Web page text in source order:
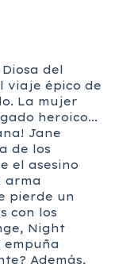
del
viaje épico de
La mujer
heroico...
Jane
de los
el asesino
arma
pierde un
con los
Night
empuña
Además,